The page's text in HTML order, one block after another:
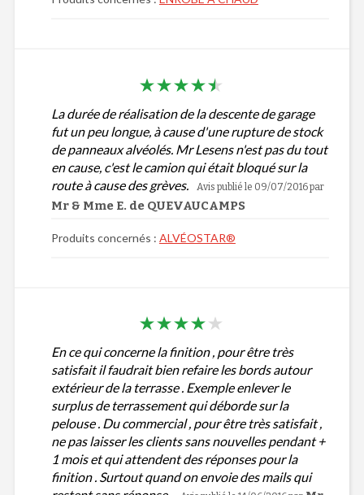
La durée de réalisation de la descente de garage
fut un peu longue, à cause d'une rupture de stock
de panneaux alvéolés. Mr Lesens n'est pas du tout
en cause, c'est le camion qui était bloqué sur la
route à cause des grèves.
Avis publié le 09/07/2016par
Mr & Mme E. de QUEVAUCAMPS
Produits concernés : ALVÉOSTAR®
En ce qui concerne la finition , pour être très
satisfait il faudrait bien refaire les bords autour
extérieur de la terrasse . Exemple enlever le
surplus de terrassement qui déborde sur la
pelouse . Du commercial , pour être très satisfait ,
ne pas laisser les clients sans nouvelles pendant +
1 mois et qui attendent des réponses pour la
finition . Surtout quand on envoie des mails qui